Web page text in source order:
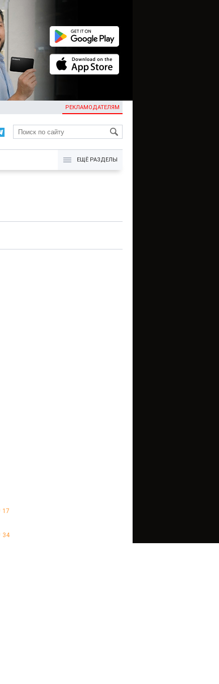
РЕКЛАМОДАТЕЛЯМ
KG
ЕЩЁ РАЗДЕЛЫ
17
34